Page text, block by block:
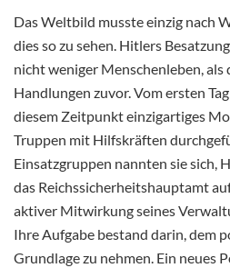
Das Weltbild musste einzig nach
dies so zu sehen. Hitlers
nicht weniger Menschenleben, als
Handlungen zuvor. Vom ersten
diesem Zeitpunkt einzigartiges
Truppen mit Hilfskräften
Einsatzgruppen nannten sie sich,
das Reichssicherheitshauptamt
aktiver Mitwirkung seines
Ihre Aufgabe bestand darin, dem
Grundlage zu nehmen. Ein neues